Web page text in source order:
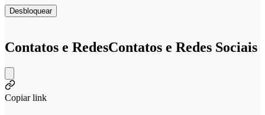
Desbloquear
Contatos e RedesContatos e Redes Sociais
Copiar link